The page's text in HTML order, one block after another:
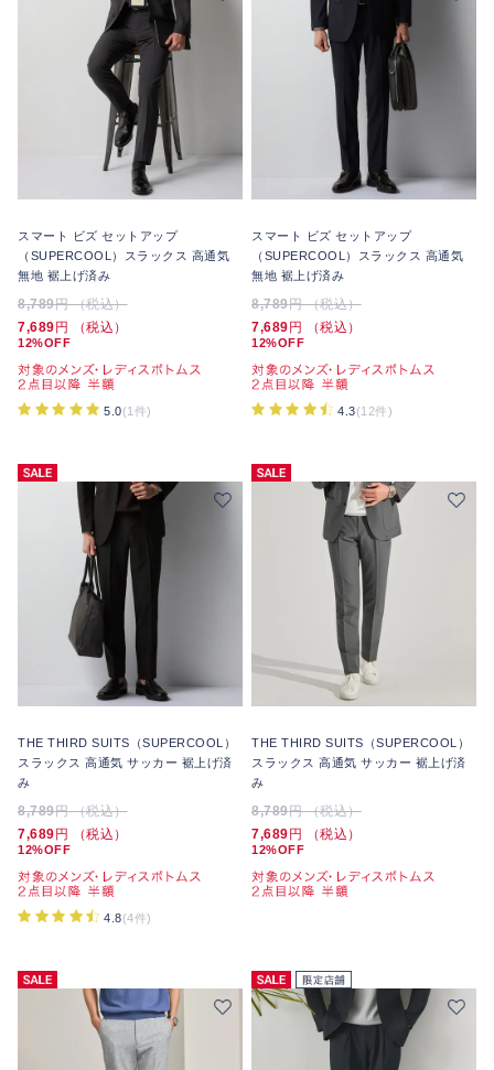
スマート ビズ セットアップ
（SUPERCOOL）スラックス 高通気
無地 裾上げ済み
8,789円 （税込）
7,689円 （税込）
12%OFF
5.0(1件)
スマート ビズ セットアップ
（SUPERCOOL）スラックス 高通気
無地 裾上げ済み
8,789円 （税込）
7,689円 （税込）
12%OFF
4.3(12件)
THE THIRD SUITS（SUPERCOOL）
スラックス 高通気 サッカー 裾上げ済
み
8,789円 （税込）
7,689円 （税込）
12%OFF
4.8(4件)
THE THIRD SUITS（SUPERCOOL）
スラックス 高通気 サッカー 裾上げ済
み
8,789円 （税込）
7,689円 （税込）
12%OFF